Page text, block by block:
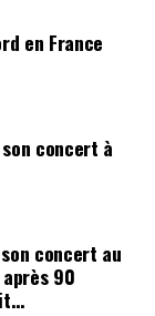
en France
concert à
concert au
après 90